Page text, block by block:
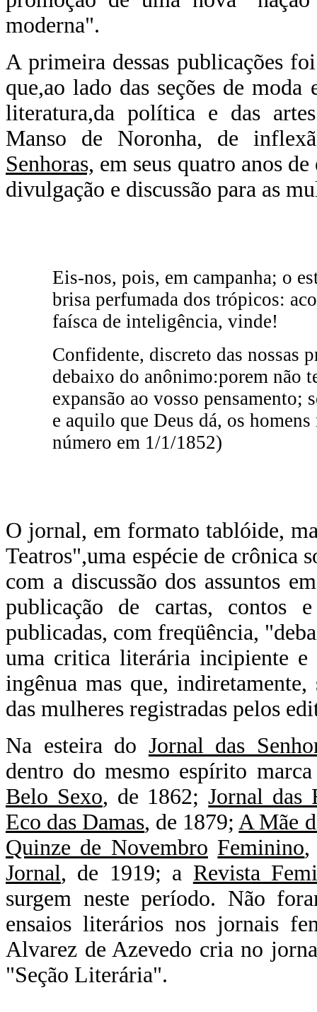
moderna".
A primeira dessas publicações
que,ao lado das seções de
literatura,da política e das
Manso de Noronha, de
Senhoras, em seus quatro anos
divulgação e discussão para as
Eis-nos, pois, em campanha; o
brisa perfumada dos trópicos:
faísca de inteligência, vinde!
Confidente, discreto das nossas
debaixo do anônimo:porem não
expansão ao vosso pensamento;
e aquilo que Deus dá, os
número em 1/1/1852)
O jornal, em formato tablóide,
Teatros",uma espécie de crônica
com a discussão dos assuntos
publicação de cartas, contos
publicadas, com freqüência,
uma critica literária incipiente e
ingênua mas que,
das mulheres registradas pelos
Na esteira do Jornal das
dentro do mesmo espírito
Belo Sexo, de 1862;Jornal das
Eco das Damas, de 1879;A Mãe
Quinze de Novembro Feminino,
Jornal, de 1919; a Revista
surgem neste período. Não
ensaios literários nos jornais
Alvarez de Azevedo cria no
"Seção Literária".